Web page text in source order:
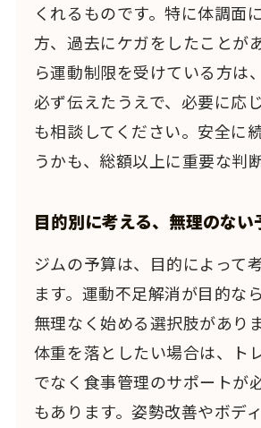
くれるものです。特に体調面
方、過去にケガをしたことが
ら運動制限を受けている方は
必ず伝えたうえで、必要に応
も相談してください。安全に
うかも、総額以上に重要な判
目的別に考える、無理のない
ジムの予算は、目的によって
ます。運動不足解消が目的な
無理なく始める選択肢があり
体重を落としたい場合は、ト
でなく食事管理のサポートが
もあります。姿勢改善やボデ